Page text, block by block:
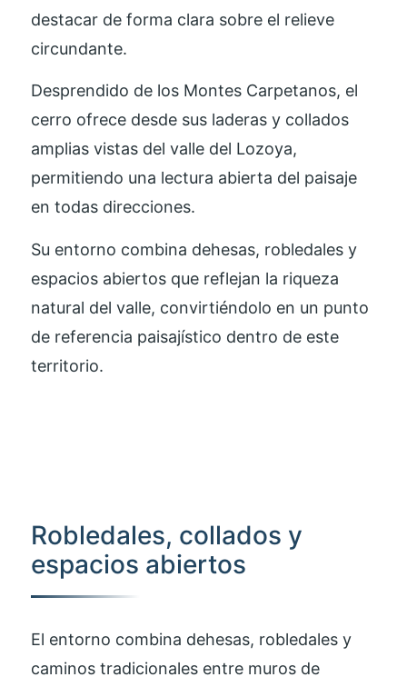
destacar de forma clara sobre el relieve
circundante.
Desprendido de los Montes Carpetanos, el
cerro ofrece desde sus laderas y collados
amplias vistas del valle del Lozoya,
permitiendo una lectura abierta del paisaje
en todas direcciones.
Su entorno combina dehesas, robledales y
espacios abiertos que reflejan la riqueza
natural del valle, convirtiéndolo en un punto
de referencia paisajístico dentro de este
territorio.
Robledales, collados y
espacios abiertos
El entorno combina dehesas, robledales y
caminos tradicionales entre muros de